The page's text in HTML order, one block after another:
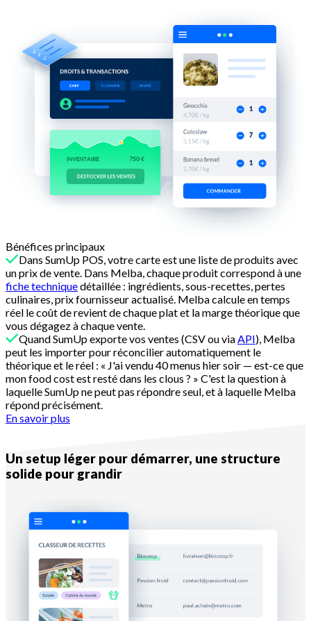
Bénéfices principaux
Dans SumUp POS, votre carte est une liste de produits avec
un prix de vente. Dans Melba, chaque produit correspond à une
fiche techniquedétaillée : ingrédients, sous-recettes, pertes
culinaires, prix fournisseur actualisé. Melba calcule en temps
réel le coût de revient de chaque plat et la marge théorique que
vous dégagez à chaque vente.
Quand SumUp exporte vos ventes (CSV ou viaAPI), Melba
peut les importer pour réconcilier automatiquement le
théorique et le réel : « J'ai vendu 40 menus hier soir — est-ce que
mon food cost est resté dans les clous ? » C'est la question à
laquelle SumUp ne peut pas répondre seul, et à laquelle Melba
répond précisément.
En savoir plus
Un setup léger pour démarrer, une structure
solide pour grandir